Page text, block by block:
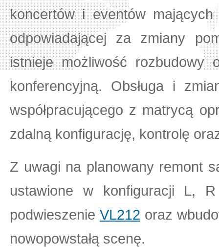
koncertów i eventów
odpowiadającej za zmiany
istnieje możliwość
konferencyjną. Obsługa i
współpracującego z matrycą
zdalną konfigurację, kontrolę
Z uwagi na planowany remont
ustawione w konfiguracji L,
podwieszenie VL212 oraz
nowopowstałą scenę.